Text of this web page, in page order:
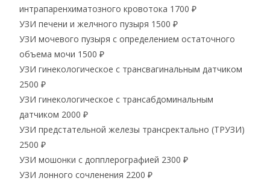
интрапаренхиматозного кровотока 1700 ₽
УЗИ печени и желчного пузыря 1500 ₽
УЗИ мочевого пузыря с определением остаточного
объема мочи 1500 ₽
УЗИ гинекологическое с трансвагинальным датчиком
2500 ₽
УЗИ гинекологическое с трансабдоминальным
датчиком 2000 ₽
УЗИ предстательной железы трансректально (ТРУЗИ)
2500 ₽
УЗИ мошонки с допплерографией 2300 ₽
УЗИ лонного сочленения 2200 ₽